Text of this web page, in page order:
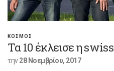
ΚΟΣΜΟΣ
Τα 10 έκλεισε η
την28 Νοεμβρίου, 2017